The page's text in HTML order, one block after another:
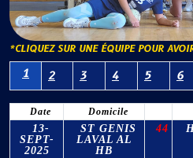
*CLIQUEZ SUR UNE ÉQUIPE POUR
1 2 3 4 5 6
Date Domicile
13-
SEPT-
2025
ST GENIS
LAVAL AL
HB
44